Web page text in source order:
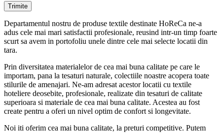
Departamentul nostru de produse textile destinate HoReCa ne-a
adus cele mai mari satisfactii profesionale, reusind intr-un timp foarte
scurt sa avem in portofoliu unele dintre cele mai selecte locatii din
tara.
Prin diversitatea materialelor de cea mai buna calitate pe care le
importam, pana la tesaturi naturale, colectiile noastre acopera toate
stilurile de amenajari. Ne-am adresat acestor locatii cu textile
hoteliere deosebite, profesionale, realizate din tesaturi de calitate
superioara si materiale de cea mai buna calitate. Acestea au fost
create pentru a oferi un nivel optim de confort si longevitate.
Noi iti oferim cea mai buna calitate, la preturi competitive. Putem